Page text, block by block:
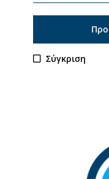
Σύγκριση